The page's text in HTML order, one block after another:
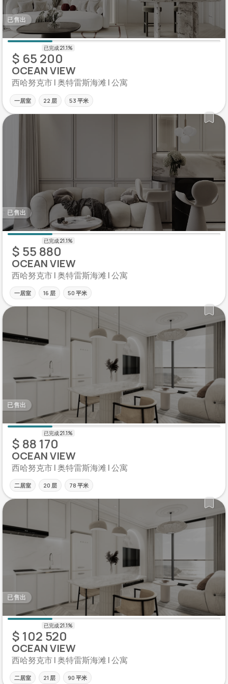
已售出
$ 65 200
OCEAN VIEW
西哈努克市 | 奥特雷斯海滩 | 公寓
一居室 22 层 53 平米
已售出
$ 55 880
OCEAN VIEW
西哈努克市 | 奥特雷斯海滩 | 公寓
一居室 16 层 50 平米
已售出
$ 88 170
OCEAN VIEW
西哈努克市 | 奥特雷斯海滩 | 公寓
二居室 20 层 78 平米
已售出
$ 102 520
OCEAN VIEW
西哈努克市 | 奥特雷斯海滩 | 公寓
二居室 21 层 90 平米